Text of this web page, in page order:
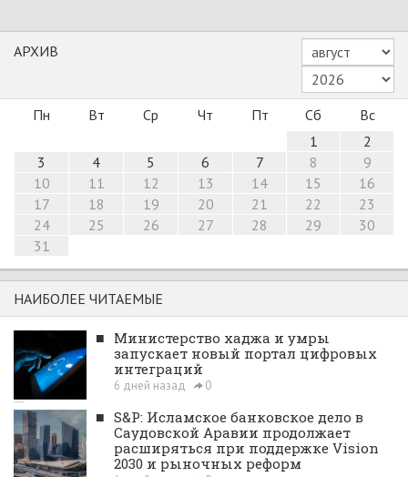
АРХИВ
Пн Вт Ср Чт Пт Сб
Вс
1
2
3
4 5 6 7 8
9
10
11 12 13 14 15
16
17
18 19 20 21 22
23
24
25 26 27 28 29
30
31
НАИБОЛЕЕ ЧИТАЕМЫЕ
■ Министерство хаджа и умры
запускает новый портал цифровых
интеграций
6 дней назад 0
■ S&P: Исламское банковское дело в
Саудовской Аравии продолжает
расширяться при поддержке Vision
2030 и рыночных реформ